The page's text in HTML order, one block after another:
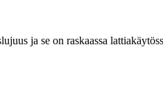
ja se on raskaassa